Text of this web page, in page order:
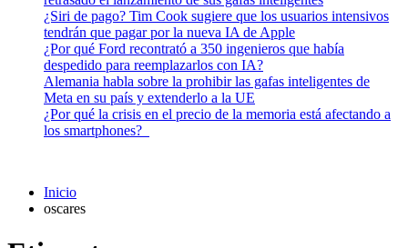
¿Siri de pago? Tim Cook sugiere que los usuarios intensivos
tendrán que pagar por la nueva IA de Apple
¿Por qué Ford recontrató a 350 ingenieros que había
despedido para reemplazarlos con IA?
Alemania habla sobre la prohibir las gafas inteligentes de
Meta en su país y extenderlo a la UE
¿Por qué la crisis en el precio de la memoria está afectando a
los smartphones?
Inicio
oscares